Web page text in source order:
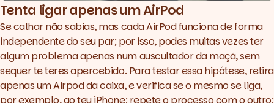
Tenta ligar apenas um AirPod
Se calhar não sabias, mas cada AirPod funciona de forma
independente do seu par; por isso, podes muitas vezes ter
algum problema apenas num auscultador da maçã, sem
sequer te teres apercebido. Para testar essa hipótese, retira
apenas um Airpod da caixa, e verifica se o mesmo se liga,